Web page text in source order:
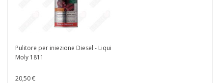
Pulitore per iniezione Diesel - Liqui
Moly 1811
20,50 €